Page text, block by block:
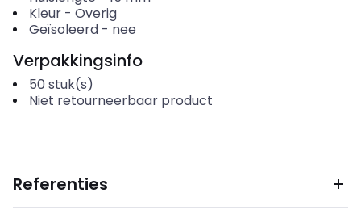
Kleur- Overig
Geïsoleerd- nee
Verpakkingsinfo
50 stuk(s)
Niet retourneerbaar product
Referenties